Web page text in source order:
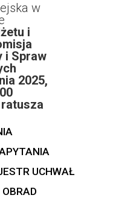
w
i
i Spraw
2025,
UCHWAŁ